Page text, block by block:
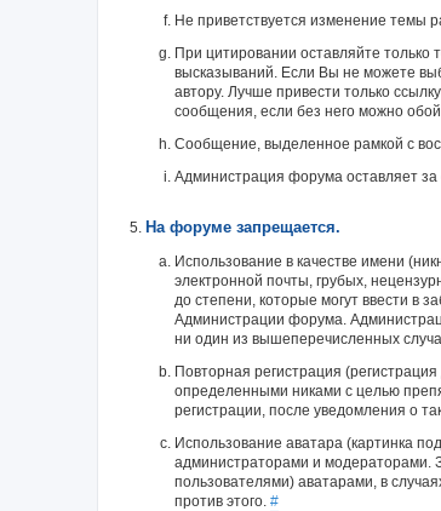
Не приветствуется изменение темы
При цитировании оставляйте
высказываний. Если Вы не можете
автору. Лучше привести только
сообщения, если без него можно
Сообщение, выделенное рамкой с
Администрация форума оставляет
На форуме запрещается.
Использование в качестве имени
электронной почты, грубых,
до степени, которые могут ввести в
Администрации форума.
ни один из вышеперечисленных
Повторная регистрация
определенными никами с целью
регистрации, после уведомления о
Использование аватара (картинка
администраторами и модераторами.
пользователями) аватарами, в
против этого. #